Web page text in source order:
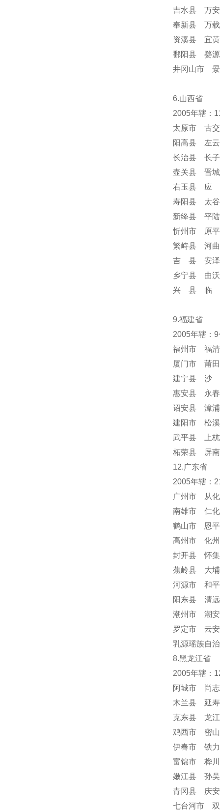
吉水县 万
奉新县 万
资溪县 宜
鄱阳县 婺
井冈山市 景
6.山西省
2005年辖：
太原市 古
阳高县 左
长治县 长
壶关县 晋
右玉县 应
寿阳县 太
新绛县 平
忻州市 原
繁峙县 河
吉 县 安
乡宁县 曲
兴 县 临
9.福建省
2005年辖：
福州市 福
厦门市 莆
建宁县 沙
惠安县 永
诏安县 漳
建阳市 松
武平县 上
柘荣县 屏
12.广东省
2005年辖：
广州市 从
南雄市 仁
鹤山市 恩
高州市 化
封开县 怀
蕉岭县 大
河源市 和
阳东县 清
潮州市 潮
罗定市 云
乳源瑶族自
8.黑龙江省
2005年辖：
阿城市 尚
木兰县 延
克东县 龙
鸡西市 密
伊春市 铁
富锦市 桦
嫩江县 孙
青冈县 庆
七台河市